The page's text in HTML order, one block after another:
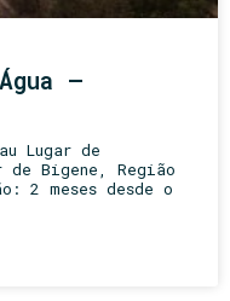
–
Lugar de
de Bigene, Região
2 meses desde o